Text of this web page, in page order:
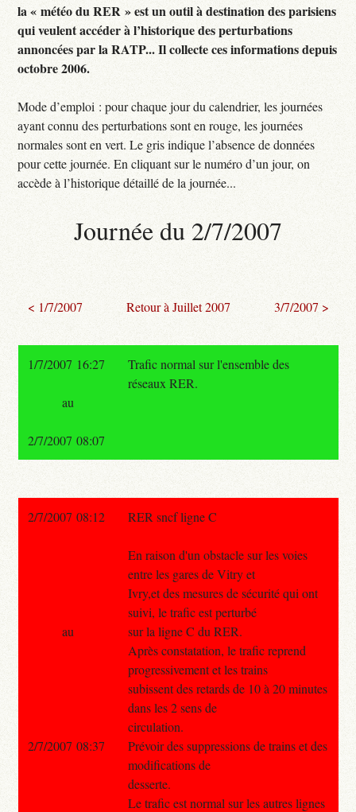
la « météo du RER » est un outil à destination des parisiens
qui veulent accéder à l’historique des perturbations
annoncées par la RATP... Il collecte ces informations depuis
octobre 2006.
Mode d’emploi : pour chaque jour du calendrier, les journées
ayant connu des perturbations sont en rouge, les journées
normales sont en vert. Le gris indique l’absence de données
pour cette journée. En cliquant sur le numéro d’un jour, on
accède à l’historique détaillé de la journée...
Journée du 2/7/2007
< 1/7/2007 Retour à Juillet 2007 3/7/2007 >
1/7/2007 16:27
Trafic normal sur l'ensemble des
réseaux RER.
au
2/7/2007 08:07
2/7/2007 08:12 RER sncf ligne C
En raison d'un obstacle sur les voies
entre les gares de Vitry et
Ivry,et des mesures de sécurité qui ont
suivi, le trafic est perturbé
sur la ligne C du RER.
Après constatation, le trafic reprend
progressivement et les trains
subissent des retards de 10 à 20 minutes
dans les 2 sens de
circulation.
Prévoir des suppressions de trains et des
modifications de
desserte.
Le trafic est normal sur les autres lignes
au
2/7/2007 08:37